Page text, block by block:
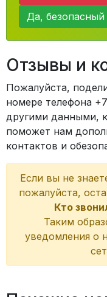
Да, безопасный
Отзывы и
Пожалуйста,
номере телефона
другими данными,
поможет нам
контактов и
Если вы не
пожалуйста,
Кто
Таким
уведомления о